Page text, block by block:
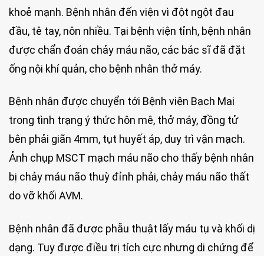
khoẻ mạnh. Bệnh nhân đến viện vì đột ngột đau
đầu, tê tay, nôn nhiều. Tại bệnh viện tỉnh, bệnh nhân
được chẩn đoán chảy máu não, các bác sĩ đã đặt
ống nội khí quản, cho bệnh nhân thở máy.
Bệnh nhân được chuyển tới Bệnh viện Bạch Mai
trong tình trạng ý thức hôn mê, thở máy, đồng tử
bên phải giãn 4mm, tụt huyết áp, duy trì vận mạch.
Ảnh chụp MSCT mạch máu não cho thấy bệnh nhân
bị chảy máu não thuỳ đỉnh phải, chảy máu não thất
do vỡ khối AVM.
Bệnh nhân đã được phẫu thuật lấy máu tụ và khối dị
dạng. Tuy được điều trị tích cực nhưng di chứng để